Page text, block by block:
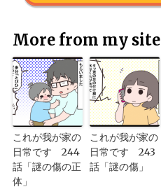
More from my site
これが我が家の
日常です 244
話「謎の傷の正
体」
これが我が家の
日常です 243
話「謎の傷」